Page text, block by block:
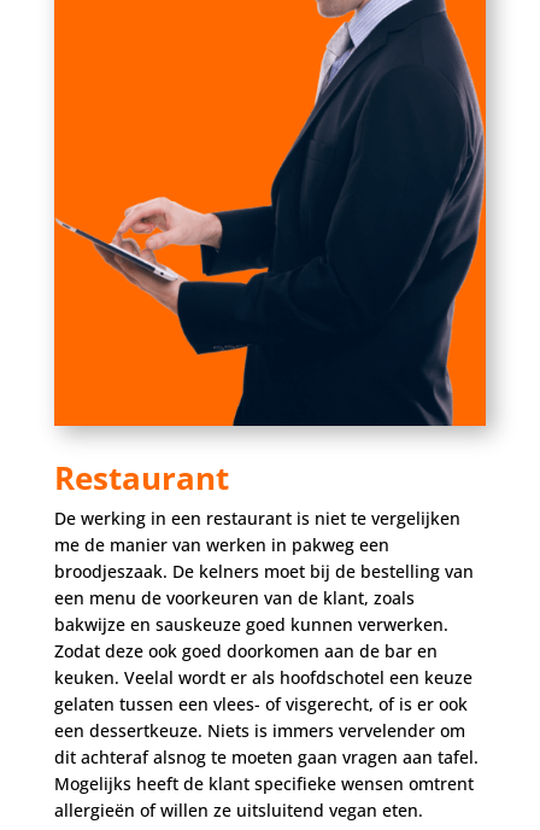
Restaurant
De werking in een restaurant is niet te vergelijken
me de manier van werken in pakweg een
broodjeszaak. De kelners moet bij de bestelling van
een menu de voorkeuren van de klant, zoals
bakwijze en sauskeuze goed kunnen verwerken.
Zodat deze ook goed doorkomen aan de bar en
keuken. Veelal wordt er als hoofdschotel een keuze
gelaten tussen een vlees- of visgerecht, of is er ook
een dessertkeuze. Niets is immers vervelender om
dit achteraf alsnog te moeten gaan vragen aan tafel.
Mogelijks heeft de klant specifieke wensen omtrent
allergieën of willen ze uitsluitend vegan eten.